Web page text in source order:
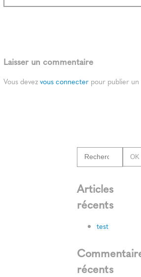
Laisser un commentaire
Vous devezvous connecter pour publier
OK
Articles
récents
test
récents